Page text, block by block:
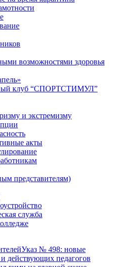
возможностями здоровья
клуб “СПОРТСТИМУЛ”
и экстремизму
акты
представителям)
служба
Указ № 498: новые
действующих педагогов